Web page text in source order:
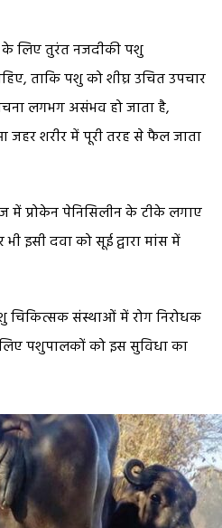
के लिए तुरंत नजदीकी पशु
ताकि पशु को शीघ्र उचित उपचार
लगभग असंभव हो जाता है,
जहर शरीर में पूरी तरह से फैल जाता
में प्रोकेन पेनिसिलीन के टीके लगाए
इसी दवा को सूई द्वारा मांस में
चिकित्सक संस्थाओं में रोग निरोधक
पशुपालकों को इस सुविधा का